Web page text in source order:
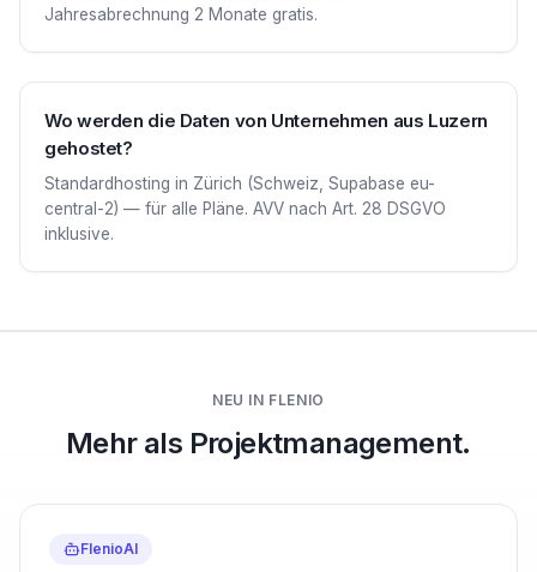
Jahresabrechnung 2 Monate gratis.
Wo werden die Daten von Unternehmen aus Luzern
gehostet?
Standardhosting in Zürich (Schweiz, Supabase eu-
central-2) — für alle Pläne. AVV nach Art. 28 DSGVO
inklusive.
NEU IN FLENIO
Mehr als Projektmanagement.
FlenioAI